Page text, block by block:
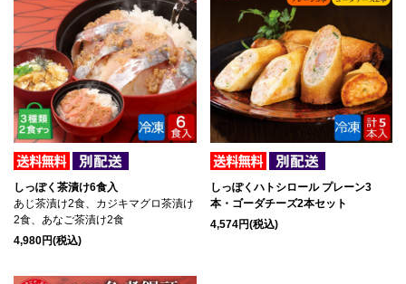
しっぽく茶漬け6食入
あじ茶漬け2食、カジキマグロ茶漬け
2食、あなご茶漬け2食
4,980円(税込)
しっぽくハトシロール プレーン3
本・ゴーダチーズ2本セット
4,574円(税込)